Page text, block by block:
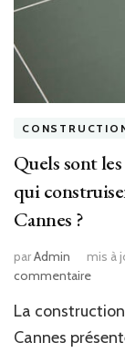
Quels sont
qui
Cannes ?
parAdmin mis à
commentairesur
sont
les
La
Cannes